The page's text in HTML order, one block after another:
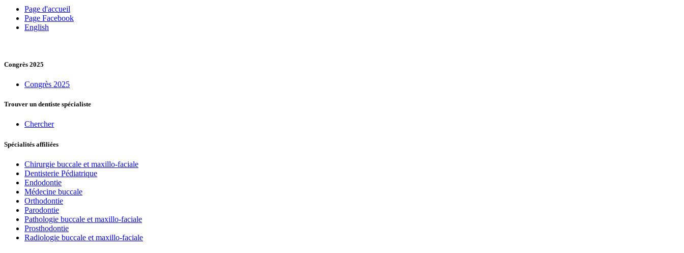
Page d'accueil
Page Facebook
English
Congrès 2025
Congrès 2025
Trouver un dentiste spécialiste
Chercher
Spécialités affiliées
Chirurgie buccale et maxillo-faciale
Dentisterie Pédiatrique
Endodontie
Médecine buccale
Orthodontie
Parodontie
Pathologie buccale et maxillo-faciale
Prosthodontie
Radiologie buccale et maxillo-faciale